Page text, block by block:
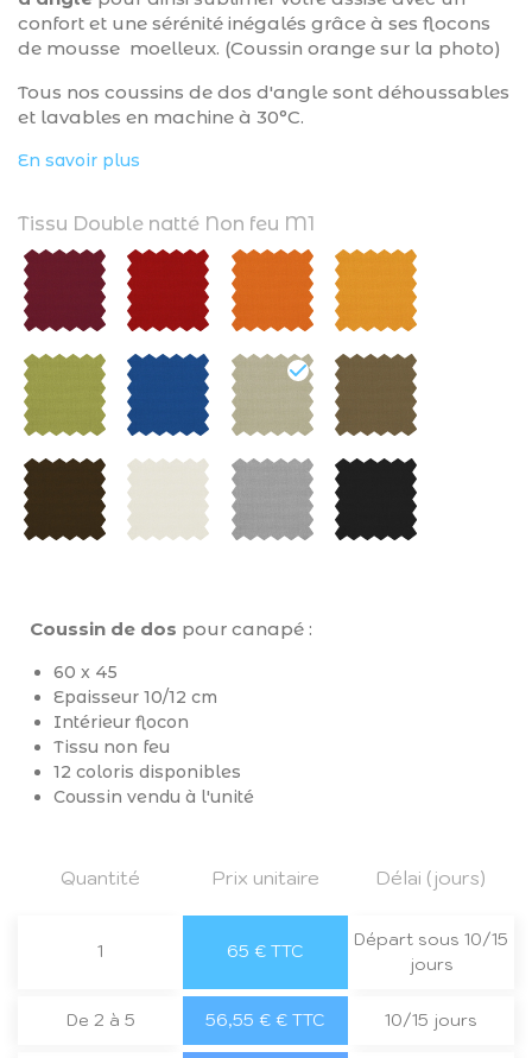
confort et une sérénité inégalés grâce à ses flocons
de mousse moelleux. (Coussin orange sur la photo)
Tous nos coussins de dos d'angle sont déhoussables
et lavables en machine à 30°C.
En savoir plus
Tissu Double natté Non feu M1
Coussin de dos pour canapé :
60 x 45
Epaisseur 10/12 cm
Intérieur flocon
Tissu non feu
12 coloris disponibles
Coussin vendu à l'unité
Quantité Prix unitaire Délai (jours)
1 65 € TTC
Départ sous 10/15
jours
De 2 à 5 56,55 € € TTC 10/15 jours